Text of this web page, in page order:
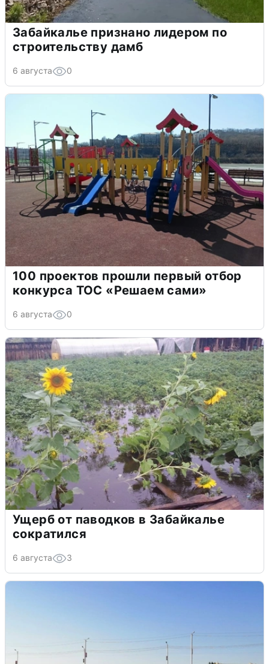
Забайкалье признано лидером по
строительству дамб
6 августа 0
100 проектов прошли первый отбор
конкурса ТОС «Решаем сами»
6 августа 0
Ущерб от паводков в Забайкалье
сократился
6 августа 3